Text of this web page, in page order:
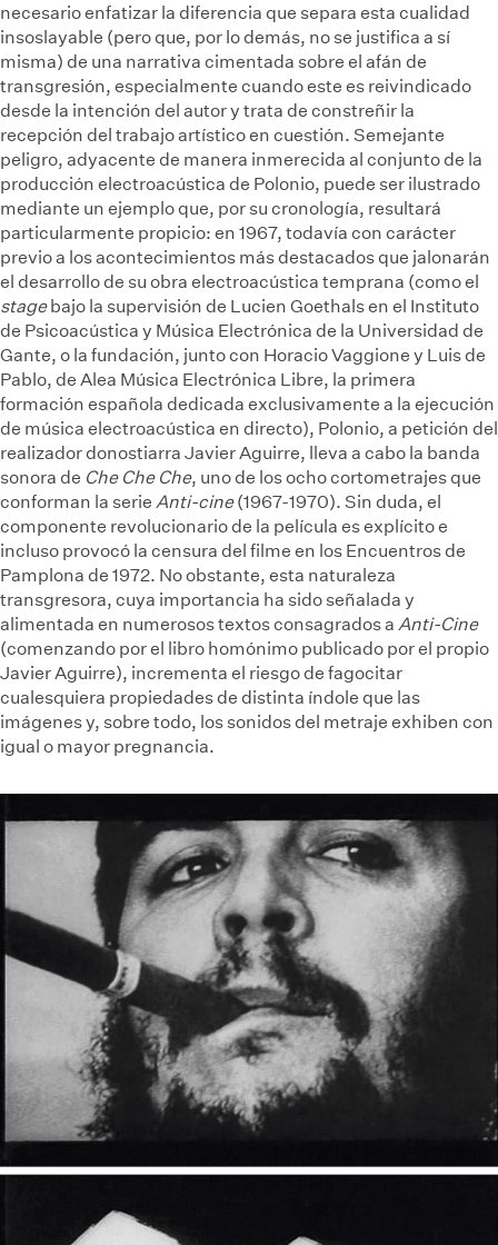
necesario enfatizar la diferencia que separa esta cualidad
insoslayable (pero que, por lo demás, no se justifica a sí
misma) de una narrativa cimentada sobre el afán de
transgresión, especialmente cuando este es reivindicado
desde la intención del autor y trata de constreñir la
recepción del trabajo artístico en cuestión. Semejante
peligro, adyacente de manera inmerecida al conjunto de la
producción electroacústica de Polonio, puede ser ilustrado
mediante un ejemplo que, por su cronología, resultará
particularmente propicio: en 1967, todavía con carácter
previo a los acontecimientos más destacados que jalonarán
el desarrollo de su obra electroacústica temprana (como el
stagebajo la supervisión de Lucien Goethals en el Instituto
de Psicoacústica y Música Electrónica de la Universidad de
Gante, o la fundación, junto con Horacio Vaggione y Luis de
Pablo, de Alea Música Electrónica Libre, la primera
formación española dedicada exclusivamente a la ejecución
de música electroacústica en directo), Polonio, a petición del
realizador donostiarra Javier Aguirre, lleva a cabo la banda
sonora de Che Che Che, uno de los ocho cortometrajes que
conforman la serie Anti-cine(1967-1970). Sin duda, el
componente revolucionario de la película es explícito e
incluso provocó la censura del filme en los Encuentros de
Pamplona de 1972. No obstante, esta naturaleza
transgresora, cuya importancia ha sido señalada y
alimentada en numerosos textos consagrados a Anti-Cine
(comenzando por el libro homónimo publicado por el propio
Javier Aguirre), incrementa el riesgo de fagocitar
cualesquiera propiedades de distinta índole que las
imágenes y, sobre todo, los sonidos del metraje exhiben con
igual o mayor pregnancia.